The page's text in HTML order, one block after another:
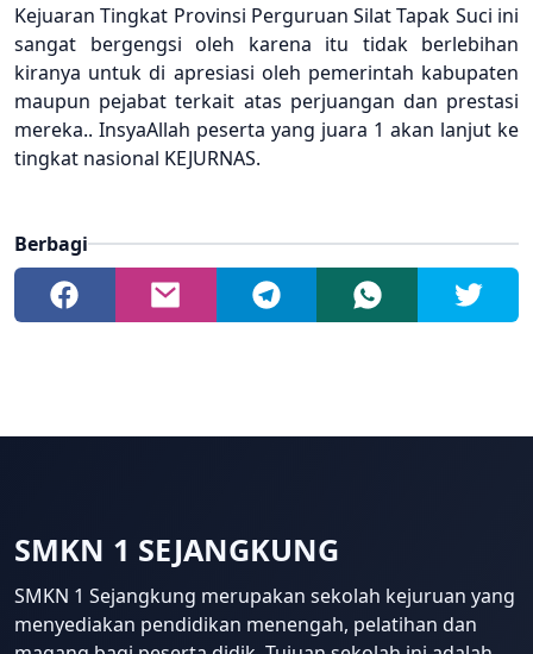
Kejuaran Tingkat Provinsi Perguruan Silat Tapak Suci ini
sangat bergengsi oleh karena itu tidak berlebihan
kiranya untuk di apresiasi oleh pemerintah kabupaten
maupun pejabat terkait atas perjuangan dan prestasi
mereka.. InsyaAllah peserta yang juara 1 akan lanjut ke
tingkat nasional KEJURNAS.
Berbagi
SMKN 1 SEJANGKUNG
SMKN 1 Sejangkung merupakan sekolah kejuruan yang
menyediakan pendidikan menengah, pelatihan dan